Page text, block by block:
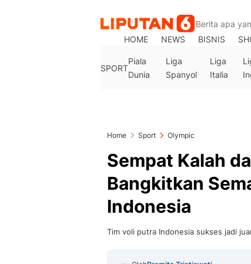
HOME
NEWS BISNIS
SPORT
Piala
Dunia
Liga
Spanyol
Liga
Italia
Home Sport Olympic
Sempat Kalah
Bangkitkan
Indonesia
Tim voli putra Indonesia sukses jadi